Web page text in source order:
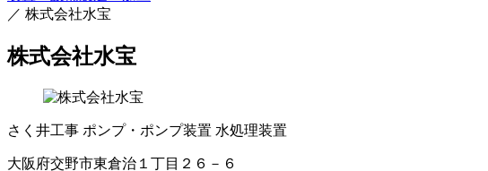
／ 株式会社水宝
株式会社水宝
さく井工事 ポンプ・ポンプ装置 水処理装置
大阪府交野市東倉治１丁目２６－６